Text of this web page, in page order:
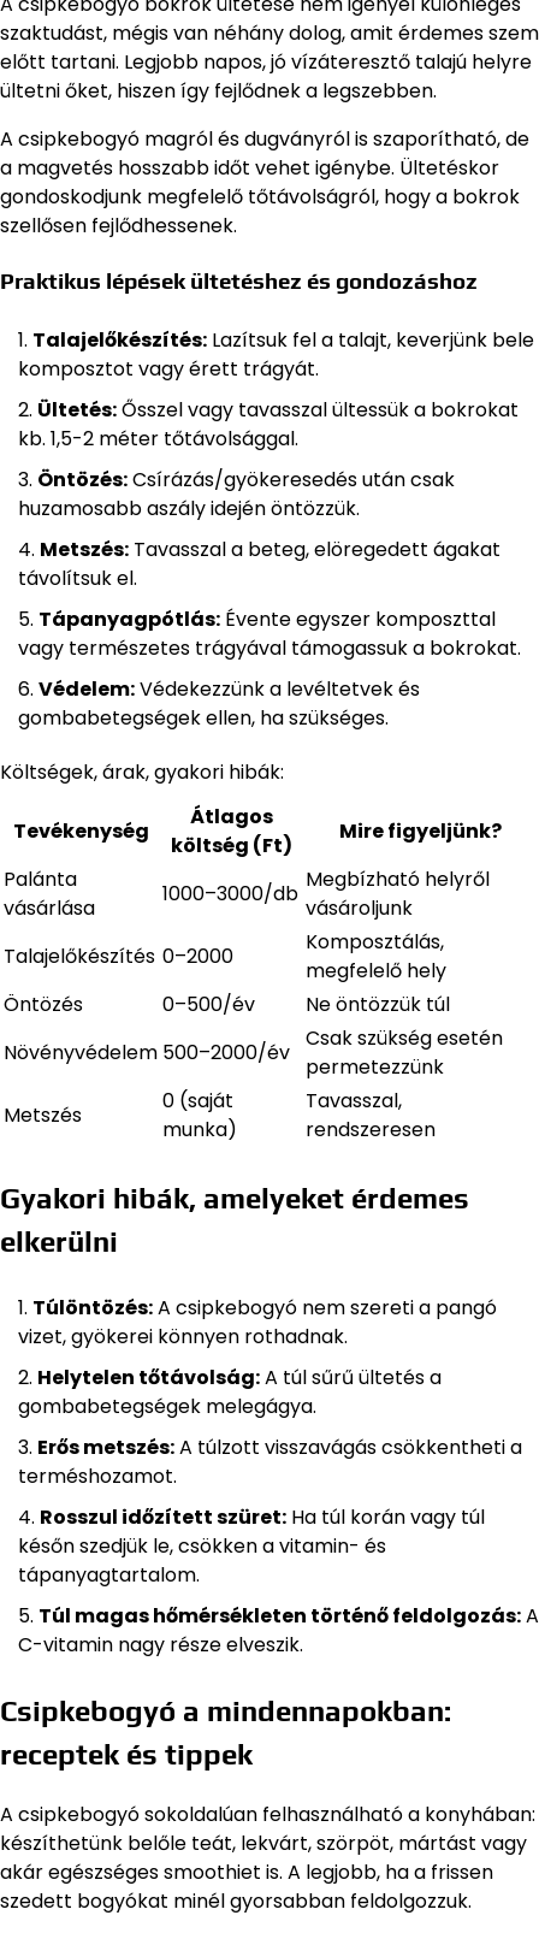
szaktudást, mégis van néhány dolog, amit érdemes szem
előtt tartani. Legjobb napos, jó vízáteresztő talajú helyre
ültetni őket, hiszen így fejlődnek a legszebben.
A csipkebogyó magról és dugványról is szaporítható, de
a magvetés hosszabb időt vehet igénybe. Ültetéskor
gondoskodjunk megfelelő tőtávolságról, hogy a bokrok
szellősen fejlődhessenek.
Praktikus lépések ültetéshez és gondozáshoz
Talajelőkészítés: Lazítsuk fel a talajt, keverjünk bele
komposztot vagy érett trágyát.
Ültetés:Ősszel vagy tavasszal ültessük a bokrokat
kb. 1,5-2 méter tőtávolsággal.
Öntözés:Csírázás/gyökeresedés után csak
huzamosabb aszály idején öntözzük.
Metszés: Tavasszal a beteg, elöregedett ágakat
távolítsuk el.
Tápanyagpótlás: Évente egyszer komposzttal
vagy természetes trágyával támogassuk a bokrokat.
Védelem:Védekezzünk a levéltetvek és
gombabetegségek ellen, ha szükséges.
Költségek, árak, gyakori hibák:
Tevékenység
Átlagos
költség (Ft)
Mire figyeljünk?
Palánta
vásárlása
1000–3000/db
Megbízható helyről
vásároljunk
Talajelőkészítés 0–2000
Komposztálás,
megfelelő hely
Öntözés
0–500/év
Ne öntözzük túl
Növényvédelem 500–2000/év
Csak szükség esetén
permetezzünk
Metszés
0 (saját
munka)
Tavasszal,
rendszeresen
Gyakori hibák, amelyeket érdemes
elkerülni
Túlöntözés:A csipkebogyó nem szereti a pangó
vizet, gyökerei könnyen rothadnak.
Helytelen tőtávolság:A túl sűrű ültetés a
gombabetegségek melegágya.
Erős metszés:A túlzott visszavágás csökkentheti a
terméshozamot.
Rosszul időzített szüret: Ha túl korán vagy túl
későn szedjük le, csökken a vitamin- és
tápanyagtartalom.
Túl magas hőmérsékleten történő feldolgozás:A
C-vitamin nagy része elveszik.
Csipkebogyó a mindennapokban:
receptek és tippek
A csipkebogyó sokoldalúan felhasználható a konyhában:
készíthetünk belőle teát, lekvárt, szörpöt, mártást vagy
akár egészséges smoothiet is. A legjobb, ha a frissen
szedett bogyókat minél gyorsabban feldolgozzuk.